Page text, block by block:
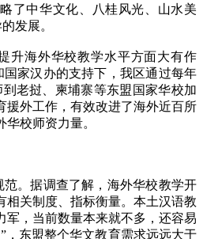
了中华文化、八桂风光、山水美
发展。
海外华校教学水平方面大有作
家汉办的支持下，我区通过每年
老挝、柬埔寨等东盟国家华校加
援外工作，有效改进了海外近百所
校师资力量。
。据调查了解，海外华校教学开
相关制度、指标衡量。本土汉语教
军，当前数量本来就不多，还容易
，东盟整个华文教育需求远远大于